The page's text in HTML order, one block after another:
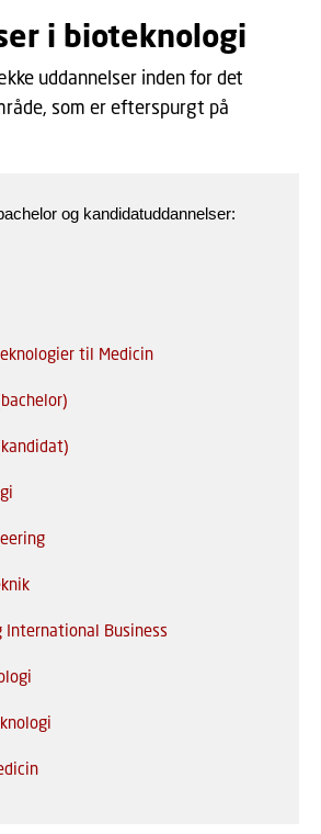
i bioteknologi
uddannelser inden for det
som er efterspurgt på
og kandidatuddannelser:
til Medicin
International Business